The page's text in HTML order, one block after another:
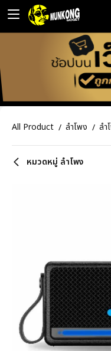
All Product ลำโพง ลำ
หมวดหมู่ ลำโพง